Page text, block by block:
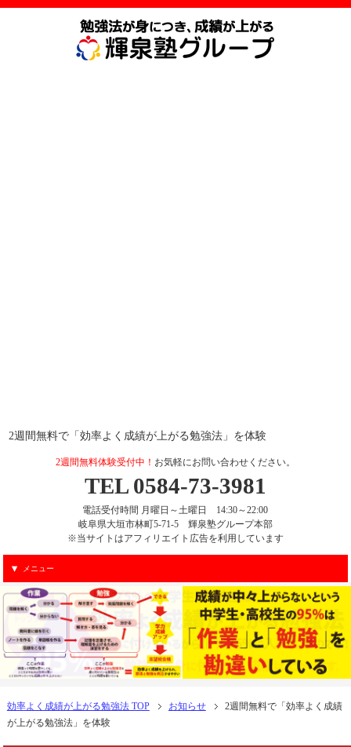
2週間無料で「効率よく成績が上がる勉強法」を体験
2週間無料体験受付中！ お気軽にお問い合わせください。
TEL 0584-73-3981
電話受付時間 月曜日～土曜日 14:30～22:00
岐阜県大垣市林町5-71-5 輝泉塾グループ本部
※当サイトはアフィリエイト広告を利用しています
メニュー
効率よく成績が上がる勉強法 TOP お知らせ
2週間無料で「効率よく成績
が上がる勉強法」を体験